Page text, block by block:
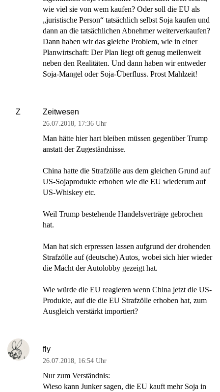
wie viel sie von wem kaufen? Oder soll die EU als
„juristische Person“ tatsächlich selbst Soja kaufen und
dann an die tatsächlichen Abnehmer weiterverkaufen?
Dann haben wir das gleiche Problem, wie in einer
Planwirtschaft: Der Plan liegt oft genug meilenweit
neben den Realitäten. Und dann haben wir entweder
Soja-Mangel oder Soja-Überfluss. Prost Mahlzeit!
Z Zeitwesen
26.07.2018, 17:36 Uhr
Man hätte hier hart bleiben müssen gegenüber Trump
anstatt der Zugeständnisse.
China hatte die Strafzölle aus dem gleichen Grund auf
US-Sojaprodukte erhoben wie die EU wiederum auf
US-Whiskey etc.
Weil Trump bestehende Handelsverträge gebrochen
hat.
Man hat sich erpressen lassen aufgrund der drohenden
Strafzölle auf (deutsche) Autos, wobei sich hier wieder
die Macht der Autolobby gezeigt hat.
Wie würde die EU reagieren wenn China jetzt die US-
Produkte, auf die die EU Strafzölle erhoben hat, zum
Ausgleich verstärkt importiert?
fly
26.07.2018, 16:54 Uhr
Nur zum Verständnis:
Wieso kann Junker sagen, die EU kauft mehr Soja in